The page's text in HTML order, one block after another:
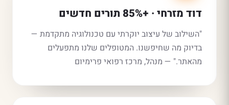
דוד מזרחי · +85% תורים חדשים
"השילוב של עיצוב יוקרתי עם טכנולוגיה מתקדמת —
בדיוק מה שחיפשנו. המטופלים שלנו מתפעלים
מהאתר." — מנהל, מרכז רפואי פרימיום